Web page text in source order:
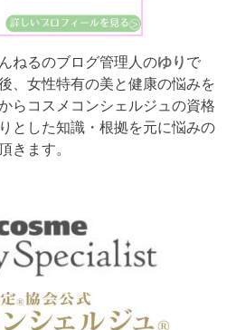
ねるのブログ管理人のゆり で
、女性特有の美と健康の悩みを
らコスメコンシェルジュの資格
とした知識・根拠を元に悩みの
きます。